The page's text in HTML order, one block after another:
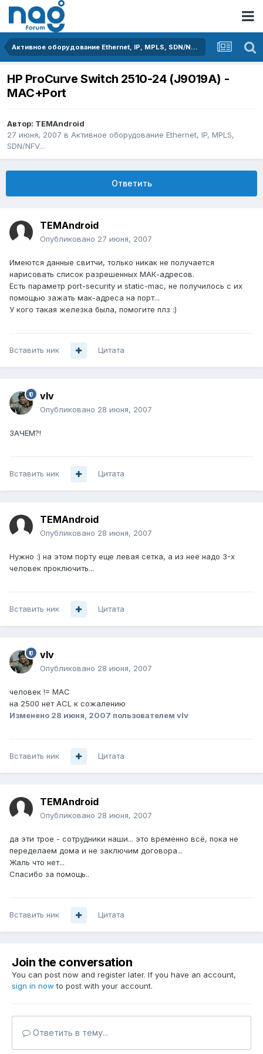
Активное оборудование Ethernet, IP, MPLS, SDN/NFV...
HP ProCurve Switch 2510-24 (J9019A) -
MAC+Port
Автор: TEMAndroid
27 июня, 2007 в Активное оборудование Ethernet, IP, MPLS,
SDN/NFV...
Ответить
TEMAndroid
Опубликовано 27 июня, 2007
Имеются данные свитчи, только никак не получается
нарисовать список разрешенных МАК-адресов.
Есть параметр port-security и static-mac, не получилось с их
помощью зажать мак-адреса на порт...
У кого такая железка была, помогите плз :)
Вставить ник Цитата
vIv
Опубликовано 28 июня, 2007
ЗАЧЕМ?!
Вставить ник Цитата
TEMAndroid
Опубликовано 28 июня, 2007
Нужно :) на этом порту еще левая сетка, а из неё надо 3-х
человек проключить...
Вставить ник Цитата
vIv
Опубликовано 28 июня, 2007
человек != МАС
на 2500 нет ACL к сожалению
Изменено 28 июня, 2007 пользователем vIv
Вставить ник Цитата
TEMAndroid
Опубликовано 28 июня, 2007
да эти трое - сотрудники наши... это временно всё, пока не
переделаем дома и не заключим договора...
Жаль что нет...
Спасибо за помощь..
Вставить ник Цитата
Join the conversation
You can post now and register later. If you have an account,
sign in now to post with your account.
Ответить в тему...